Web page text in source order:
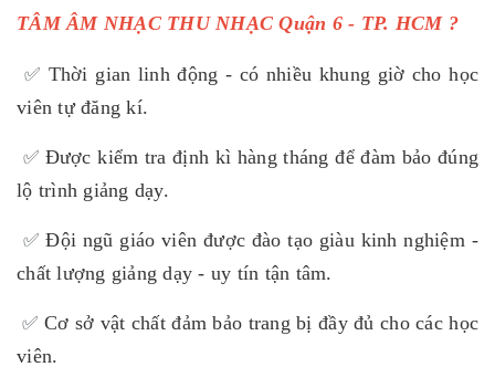
TÂM ÂM NHẠC THU NHẠC Quận 6 - TP. HCM ?
✅ Thời gian linh động - có nhiều khung giờ cho học
viên tự đăng kí.
✅ Được kiểm tra định kì hàng tháng để đàm bảo đúng
lộ trình giảng dạy.
✅Đội ngũ giáo viên được đào tạo giàu kinh nghiệm -
chất lượng giảng dạy - uy tín tận tâm.
✅Cơ sở vật chất đảm bảo trang bị đầy đủ cho các học
viên.